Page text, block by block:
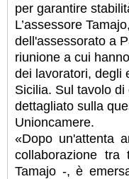
per garantire
L’assessore
dell'assessorato a
riunione a cui
dei lavoratori, degli
Sicilia. Sul tavolo
dettagliato sulla
Unioncamere.
«Dopo un'attenta
collaborazione
Tamajo -, è